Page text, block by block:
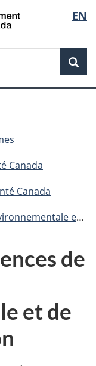
de
la
EN
Canada
Canada
des consommateurs
de
et de